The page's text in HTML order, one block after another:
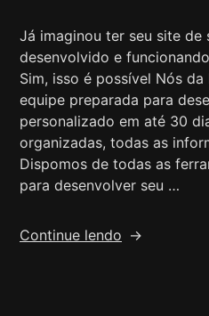
Já imaginou ter seu site de
desenvolvido e
Sim, isso é possível Nós
equipe preparada para
personalizado em até 30
organizadas, todas as
Dispomos de todas as
para desenvolver seu …
Continue lendo